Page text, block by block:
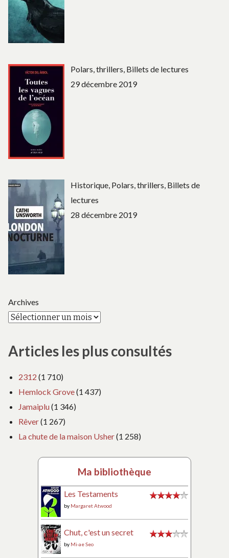
Polars, thrillers, Billets de lectures
29 décembre 2019
Historique, Polars, thrillers, Billets de
lectures
28 décembre 2019
Archives
Articles les plus consultés
2312 (1 710)
Hemlock Grove(1 437)
Jamaiplu(1 346)
Rêver(1 267)
La chute de la maison Usher(1 258)
Ma bibliothèque
Les Testaments
by Margaret Atwood
Chut, c'est un secret
by Mi-ae Seo